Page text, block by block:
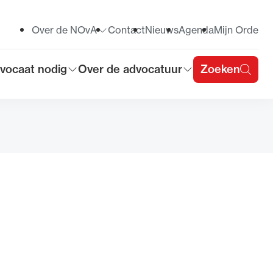
submenu voor
nodig
Toon submenu voor
Over de advocatuur Zoeken
Toon submenu voor
Over de NOvA ContactNieuwsAgendaMijn Orde